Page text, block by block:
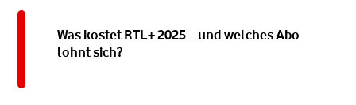
Was kostet RTL+ 2025 – und welches Abo
lohnt sich?